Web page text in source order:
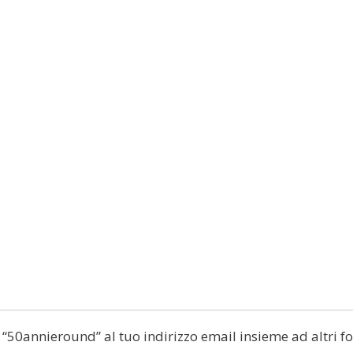
al tuo indirizzo email insieme ad altri